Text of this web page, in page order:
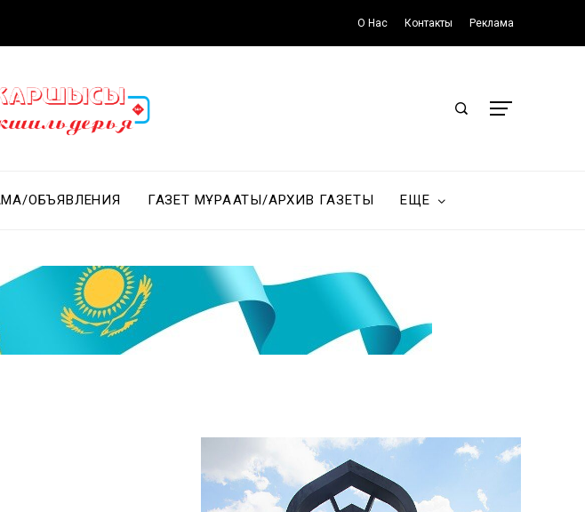
О Нас Контакты Реклама
ОБЪЯВЛЕНИЯ ГАЗЕТ МҰРАҒАТЫ/АРХИВ ГАЗЕТЫ ЕЩЕ